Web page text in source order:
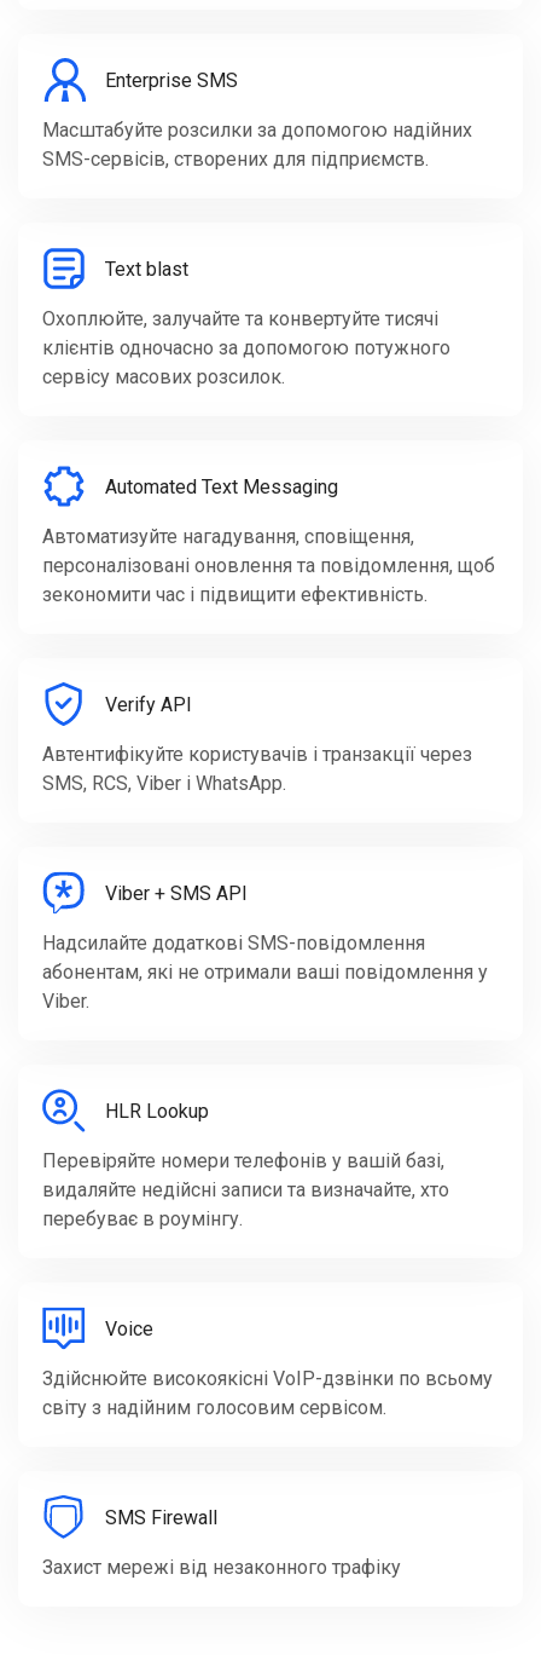
Enterprise SMS
Масштабуйте розсилки за допомогою надійних
SMS-сервісів, створених для підприємств.
Text blast
Охоплюйте, залучайте та конвертуйте тисячі
клієнтів одночасно за допомогою потужного
сервісу масових розсилок.
Automated Text Messaging
Автоматизуйте нагадування, сповіщення,
персоналізовані оновлення та повідомлення, щоб
зекономити час і підвищити ефективність.
Verify API
Автентифікуйте користувачів і транзакції через
SMS, RCS, Viber і WhatsApp.
Viber + SMS API
Надсилайте додаткові SMS-повідомлення
абонентам, які не отримали ваші повідомлення у
Viber.
HLR Lookup
Перевіряйте номери телефонів у вашій базі,
видаляйте недійсні записи та визначайте, хто
перебуває в роумінгу.
Voice
Здійснюйте високоякісні VoIP-дзвінки по всьому
світу з надійним голосовим сервісом.
SMS Firewall
Захист мережі від незаконного трафіку